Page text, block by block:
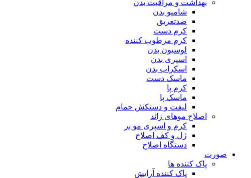
بهداشت و مراقبت بدن
شامپو بدن
ضدتعریق
کرم دست
کرم مرطوب کننده
لوسیون بدن
اسپری بدن
اسکراب بدن
ماسک دست
کرم پا
ماسک پا
لیفت و دستکش حمام
اصلاح موهای زائد
کرم و اسپری مو بر
ژل و کف اصلاح
دستگاه اصلاح
صورت
پاک کننده ها
پاک کننده آرایش